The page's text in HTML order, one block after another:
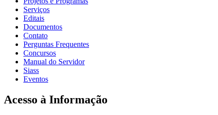
Serviços
Editais
Documentos
Contato
Perguntas Frequentes
Concursos
Manual do Servidor
Siass
Eventos
Acesso à Informação